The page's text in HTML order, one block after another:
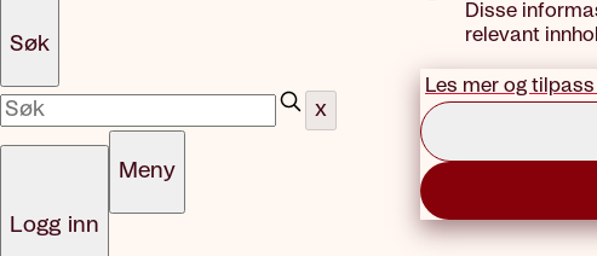
Disse
relevant
Les mer og
Søk
x
Logg inn
Meny